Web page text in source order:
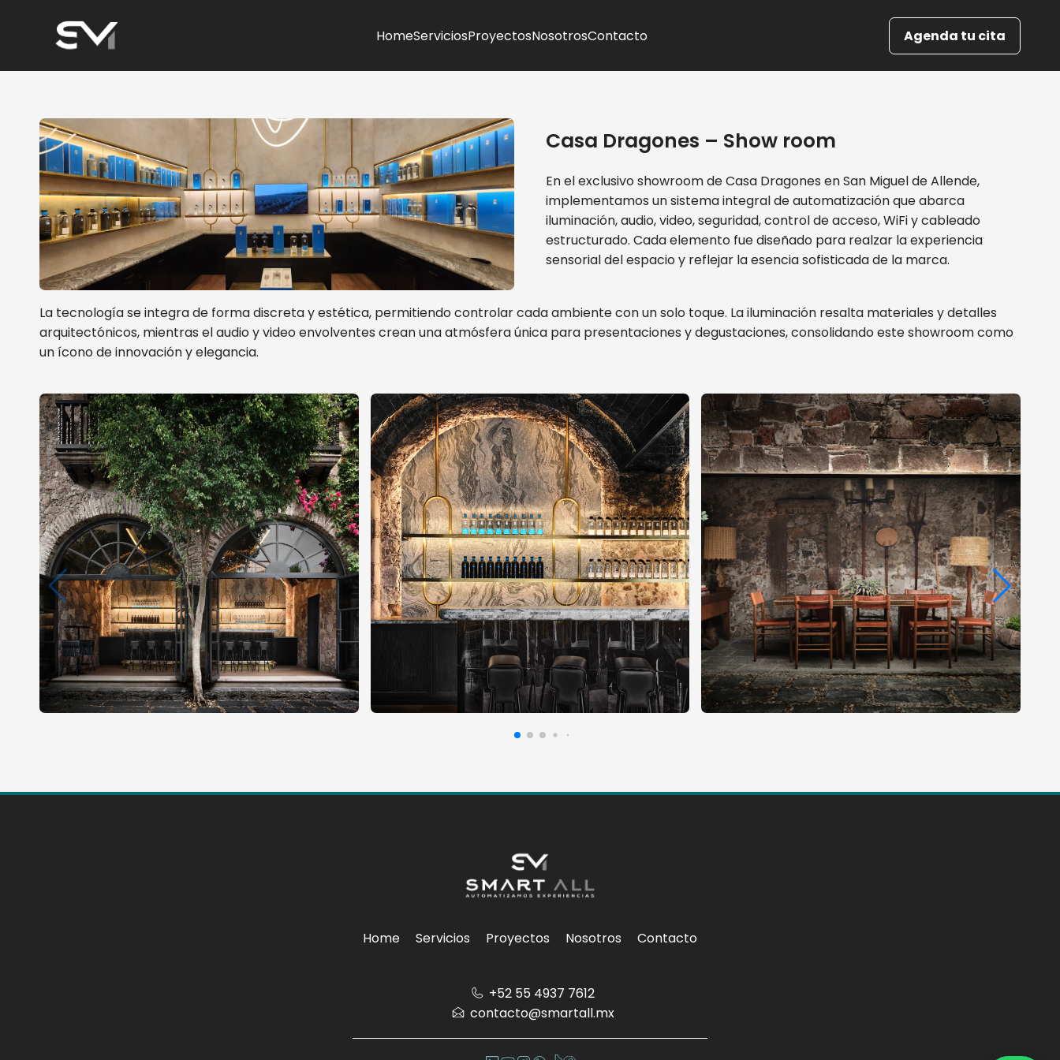
HomeServiciosProyectosNosotrosContacto Agenda tu cita
Casa Dragones – Show room
En el exclusivo showroom de Casa Dragones en San Miguel de Allende,
implementamos un sistema integral de automatización que abarca
iluminación, audio, video, seguridad, control de acceso, WiFi y cableado
estructurado. Cada elemento fue diseñado para realzar la experiencia
sensorial del espacio y reflejar la esencia sofisticada de la marca.
La tecnología se integra de forma discreta y estética, permitiendo controlar cada ambiente con un solo toque. La iluminación resalta materiales y detalles
arquitectónicos, mientras el audio y video envolventes crean una atmósfera única para presentaciones y degustaciones, consolidando este showroom como
un ícono de innovación y elegancia.
Home Servicios Proyectos Nosotros Contacto
‪+52 55 4937 7612
contacto@smartall.mx